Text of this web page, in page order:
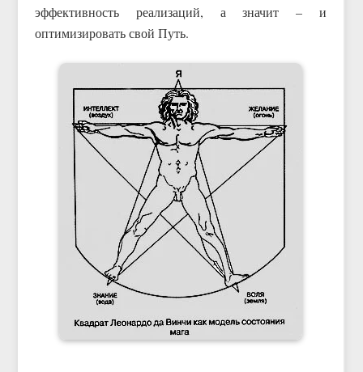
эффективность реализаций, а значит – и
оптимизировать свой Путь.